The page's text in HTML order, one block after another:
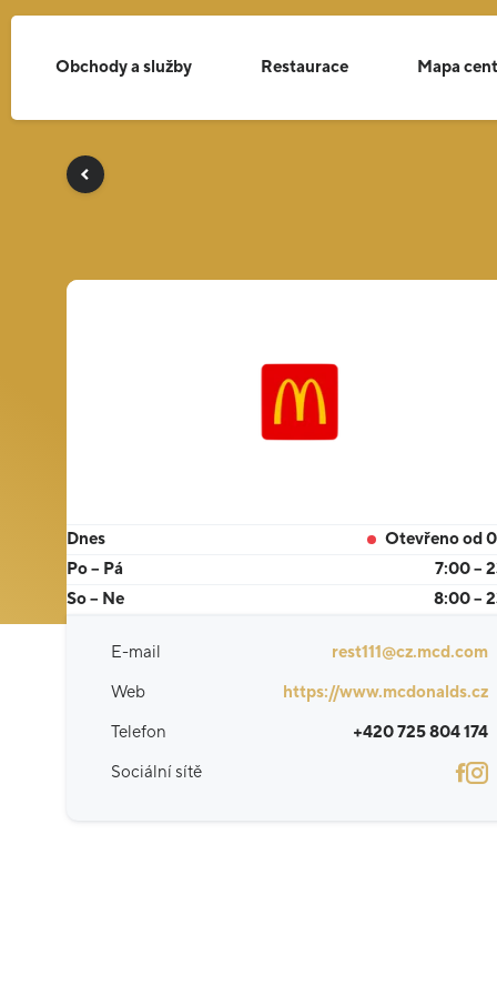
Obchody a služby Restaurace Mapa
Dnes
Otevřeno od
Po – Pá
7:00 –
So – Ne
8:00 –
E-mail
rest111@cz.mcd.com
Web
https://www.mcdonalds.cz
Telefon
+420 725 804 174
Sociální sítě